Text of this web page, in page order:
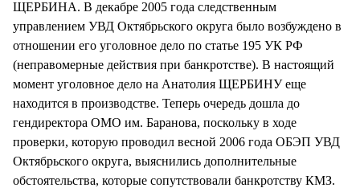
ЩЕРБИНА. В декабре 2005 года следственным
управлением УВД Октябрьского округа было возбуждено в
отношении его уголовное дело по статье 195 УК РФ
(неправомерные действия при банкротстве). В настоящий
момент уголовное дело на Анатолия ЩЕРБИНУ еще
находится в производстве. Теперь очередь дошла до
гендиректора ОМО им. Баранова, поскольку в ходе
проверки, которую проводил весной 2006 года ОБЭП УВД
Октябрьского округа, выяснились дополнительные
обстоятельства, которые сопутствовали банкротству КМЗ.